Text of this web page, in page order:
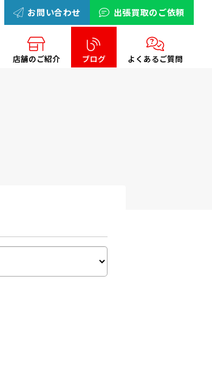
お問い合わせ 出張買取のご依頼
店舗のご紹介 ブログ よくあるご質問